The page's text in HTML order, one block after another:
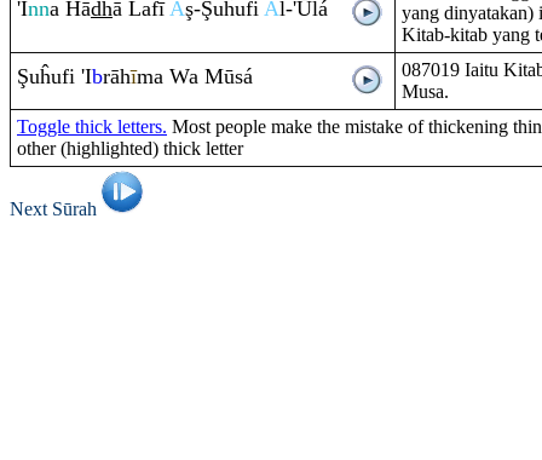
'Inna Hādhā LafīAş-Şuĥufi Al-'Ūlá
yang dinyatakan)
Kitab-kitab yang
Şuĥufi 'Ibrāhīma Wa Mūsá
087019 Iaitu
Musa.
Toggle thick letters. Most people make the mistake of thickening
other (highlighted) thick letter
Next Sūrah